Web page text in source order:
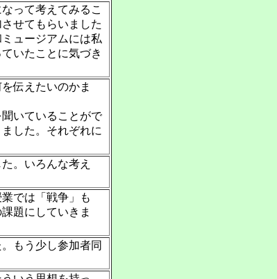
って考えてみるこ
せてもらいました
ュージアムには私
いたことに気づき
伝えたいのかま
いていることがで
した。それぞれに
。いろんな考え
では「戦争」も
題にしていきま
もう少し参加者同